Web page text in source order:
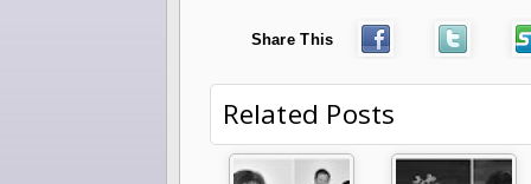
Share This
Related Posts